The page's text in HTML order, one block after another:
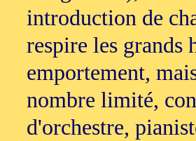
introduction de
respire les grands
emportement,
nombre limité,
d'orchestre,